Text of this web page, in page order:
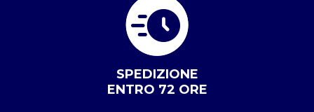
SPEDIZIONE
ENTRO 72 ORE